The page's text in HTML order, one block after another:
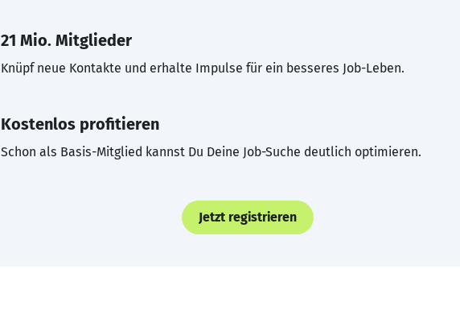
21 Mio. Mitglieder
Knüpf neue Kontakte und erhalte Impulse für ein besseres Job-Leben.
Kostenlos profitieren
Schon als Basis-Mitglied kannst Du Deine Job-Suche deutlich optimieren.
Jetzt registrieren